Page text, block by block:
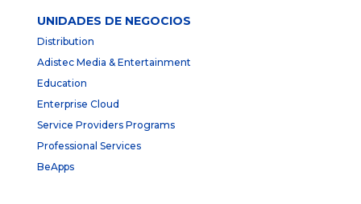
UNIDADES DE NEGOCIOS
Distribution
Adistec Media & Entertainment
Education
Enterprise Cloud
Service Providers Programs
Professional Services
BeApps